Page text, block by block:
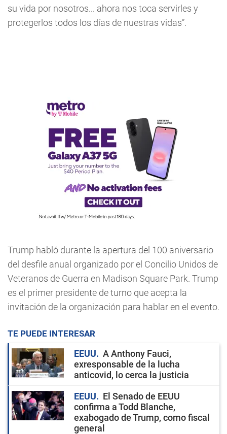
su vida por nosotros... ahora nos toca servirles y
protegerlos todos los días de nuestras vidas”.
Trump habló durante la apertura del 100 aniversario
del desfile anual organizado por el Concilio Unidos de
Veteranos de Guerra en Madison Square Park. Trump
es el primer presidente de turno que acepta la
invitación de la organización para hablar en el evento.
TE PUEDE INTERESAR
EEUU
A Anthony Fauci,
exresponsable de la lucha
anticovid, lo cerca la justicia
EEUU
El Senado de EEUU
confirma a Todd Blanche,
exabogado de Trump, como fiscal
general